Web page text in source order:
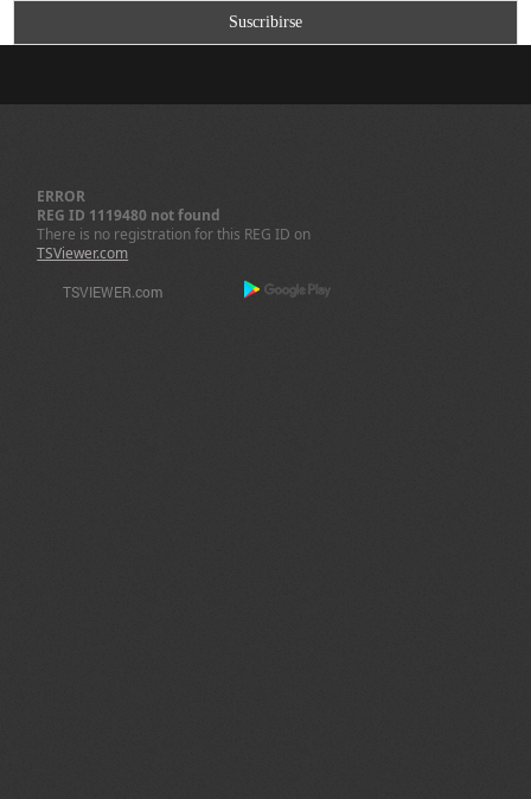
ERROR
REG ID 1119480 not found
There is no registration for this REG ID on
TSViewer.com